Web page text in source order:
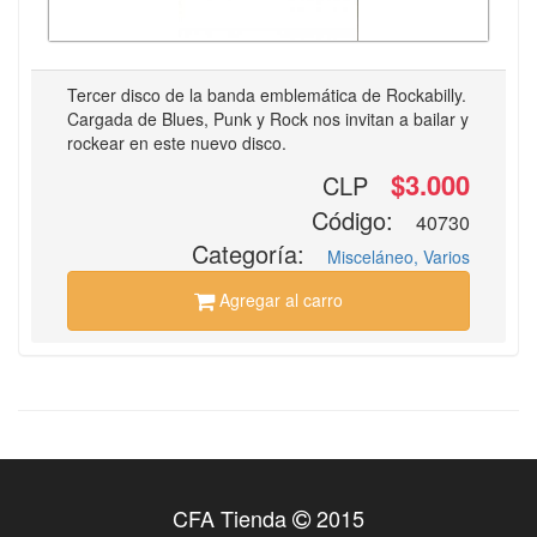
Tercer disco de la banda emblemática de Rockabilly.
Cargada de Blues, Punk y Rock nos invitan a bailar y
rockear en este nuevo disco.
CLP $3.000
Código: 40730
Categoría:
Misceláneo, Varios
Agregar al carro
CFA Tienda 2015